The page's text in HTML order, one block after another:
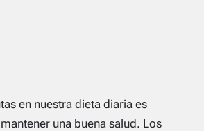
en nuestra dieta diaria es
una buena salud. Los